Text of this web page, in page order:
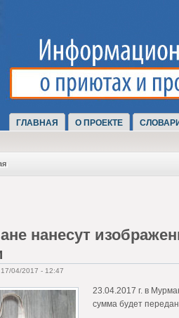
ГЛАВНАЯ О ПРОЕКТЕ
нанесут
04/2017 - 12:47
23.04.2017 г. в
сумма будет